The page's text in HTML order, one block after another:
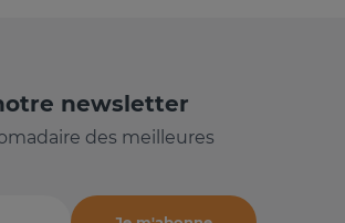
newsletter
des meilleures